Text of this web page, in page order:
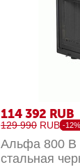
114 392 RUB
129 990 RUB -12%
Альфа 800 B
стальная